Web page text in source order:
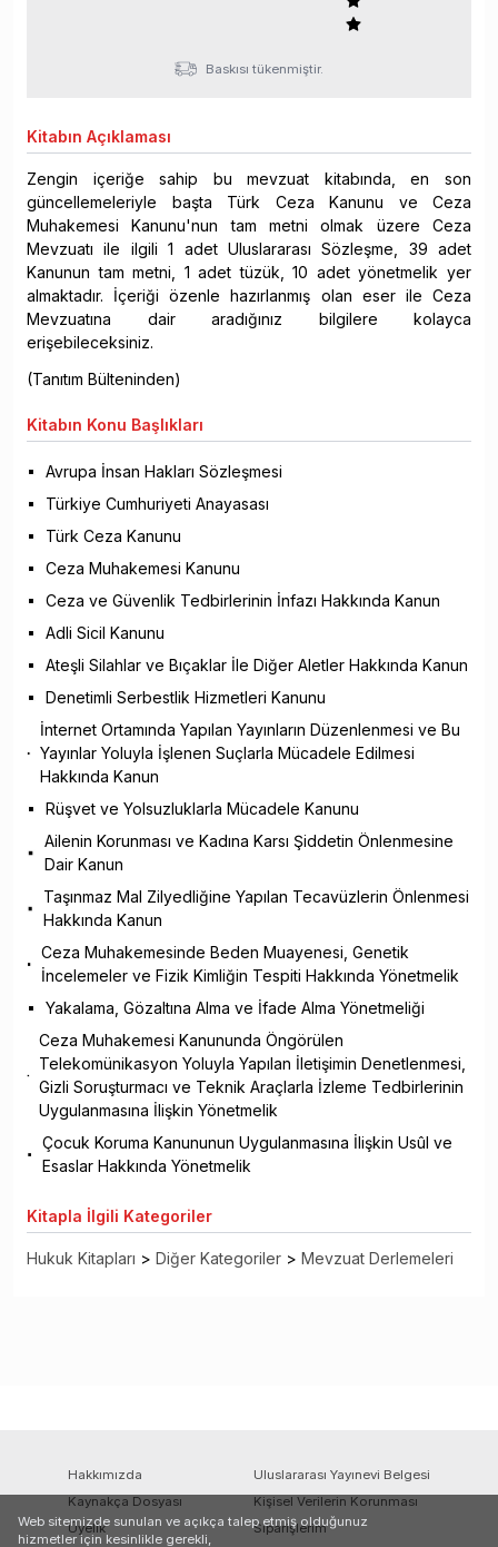
Baskısı tükenmiştir.
Kitabın Açıklaması
Zengin içeriğe sahip bu mevzuat kitabında, en son
güncellemeleriyle başta Türk Ceza Kanunu ve Ceza
Muhakemesi Kanunu'nun tam metni olmak üzere Ceza
Mevzuatı ile ilgili 1 adet Uluslararası Sözleşme, 39 adet
Kanunun tam metni, 1 adet tüzük, 10 adet yönetmelik yer
almaktadır. İçeriği özenle hazırlanmış olan eser ile Ceza
Mevzuatına dair aradığınız bilgilere kolayca
erişebileceksiniz.
(Tanıtım Bülteninden)
Kitabın Konu Başlıkları
Avrupa İnsan Hakları Sözleşmesi
Türkiye Cumhuriyeti Anayasası
Türk Ceza Kanunu
Ceza Muhakemesi Kanunu
Ceza ve Güvenlik Tedbirlerinin İnfazı Hakkında Kanun
Adli Sicil Kanunu
Ateşli Silahlar ve Bıçaklar İle Diğer Aletler Hakkında Kanun
Denetimli Serbestlik Hizmetleri Kanunu
İnternet Ortamında Yapılan Yayınların Düzenlenmesi ve Bu
Yayınlar Yoluyla İşlenen Suçlarla Mücadele Edilmesi
Hakkında Kanun
Rüşvet ve Yolsuzluklarla Mücadele Kanunu
Ailenin Korunması ve Kadına Karsı Şiddetin Önlenmesine
Dair Kanun
Taşınmaz Mal Zilyedliğine Yapılan Tecavüzlerin Önlenmesi
Hakkında Kanun
Ceza Muhakemesinde Beden Muayenesi, Genetik
İncelemeler ve Fizik Kimliğin Tespiti Hakkında Yönetmelik
Yakalama, Gözaltına Alma ve İfade Alma Yönetmeliği
Ceza Muhakemesi Kanununda Öngörülen
Telekomünikasyon Yoluyla Yapılan İletişimin Denetlenmesi,
Gizli Soruşturmacı ve Teknik Araçlarla İzleme Tedbirlerinin
Uygulanmasına İlişkin Yönetmelik
Çocuk Koruma Kanununun Uygulanmasına İlişkin Usûl ve
Esaslar Hakkında Yönetmelik
Kitapla İlgili Kategoriler
Hukuk Kitapları > Diğer Kategoriler > Mevzuat Derlemeleri
Hakkımızda
Uluslararası Yayınevi Belgesi
Kaynakça Dosyası
Kişisel Verilerin Korunması
Üyelik
Siparişlerim
Web sitemizde sunulan ve açıkça talep etmiş olduğunuz
hizmetler için kesinlikle gerekli,